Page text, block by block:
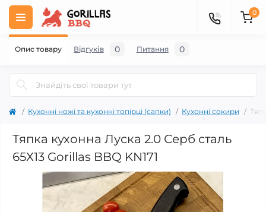
0
Кухонні ножі та кухонні топірці (сапки) Кухонні сокири
Тяпка кухонна Луска 2.0 Серб сталь
65Х13 Gorillas BBQ KN171
Опис товару Відгуків 0 Питання 0